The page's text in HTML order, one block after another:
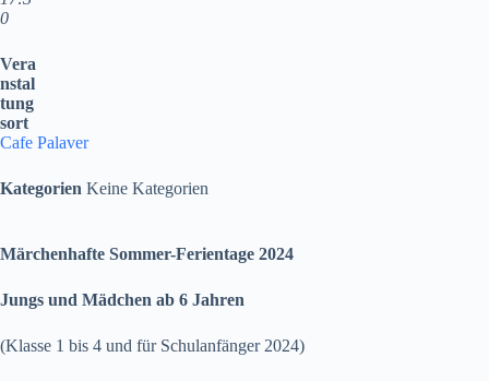
0
Vera
nstal
tung
sort
Cafe Palaver
Kategorien Keine Kategorien
Märchenhafte Sommer-Ferientage 2024
Jungs und Mädchen ab 6 Jahren
(Klasse 1 bis 4 und für Schulanfänger 2024)